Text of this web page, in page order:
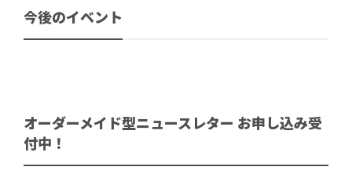
今後のイベント
オーダーメイド型ニュースレター お申し込み受
付中！